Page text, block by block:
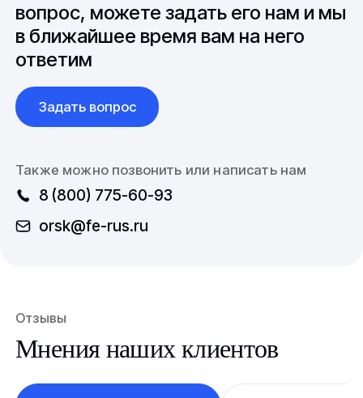
вопрос, можете задать его нам и мы
в ближайшее время вам на него
ответим
Задать вопрос
Также можно позвонить или написать нам
8 (800) 775-60-93
orsk@fe-rus.ru
Отзывы
Мнения наших клиентов